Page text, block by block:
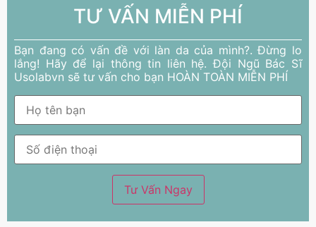
TƯ VẤN MIỄN PHÍ
Bạn đang có vấn đề với làn da của mình?. Đừng lo
lắng! Hãy để lại thông tin liên hệ. Đội Ngũ Bác Sĩ
Usolabvn sẽ tư vấn cho bạn HOÀN TOÀN MIỄN PHÍ